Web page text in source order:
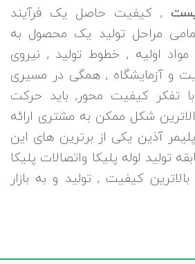
, کیفیت حاصل یک فرآیند
مراحل تولید یک محصول به
اولیه , خطوط تولید , نیروی
و آزمایشگاه , همگی در مسیری
تفکر کیفیت محور, باید حرکت
شکل ممکن به مشتری ارائه
آذین یکی از برترین های این
سال سابقه تولید لوله پلیکا واتصالات پلیکا
کیفیت , تولید و به بازار